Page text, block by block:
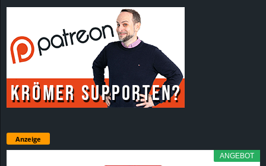
Anzeige
ANGEBOT